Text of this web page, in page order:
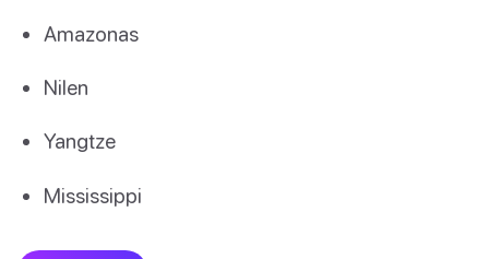
Amazonas
Nilen
Yangtze
Mississippi